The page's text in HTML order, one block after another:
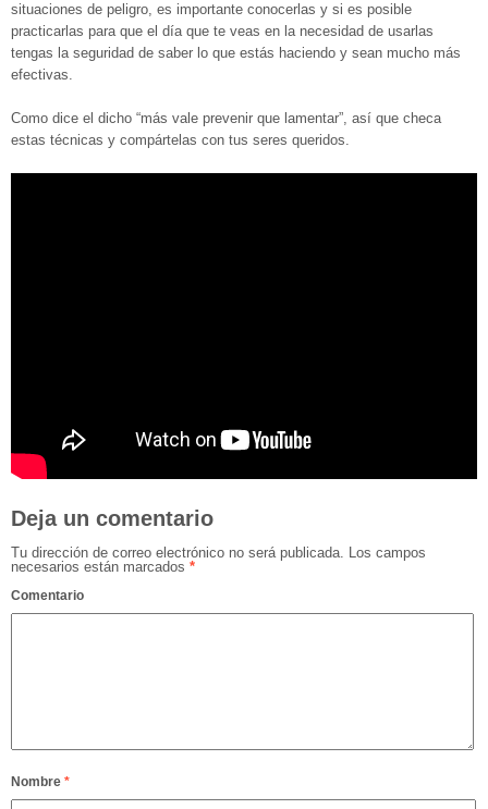
situaciones de peligro, es importante conocerlas y si es posible
practicarlas para que el día que te veas en la necesidad de usarlas
tengas la seguridad de saber lo que estás haciendo y sean mucho más
efectivas.
Como dice el dicho “más vale prevenir que lamentar”, así que checa
estas técnicas y compártelas con tus seres queridos.
Deja un comentario
Tu dirección de correo electrónico no será publicada. Los campos
necesarios están marcados *
Comentario
Nombre *